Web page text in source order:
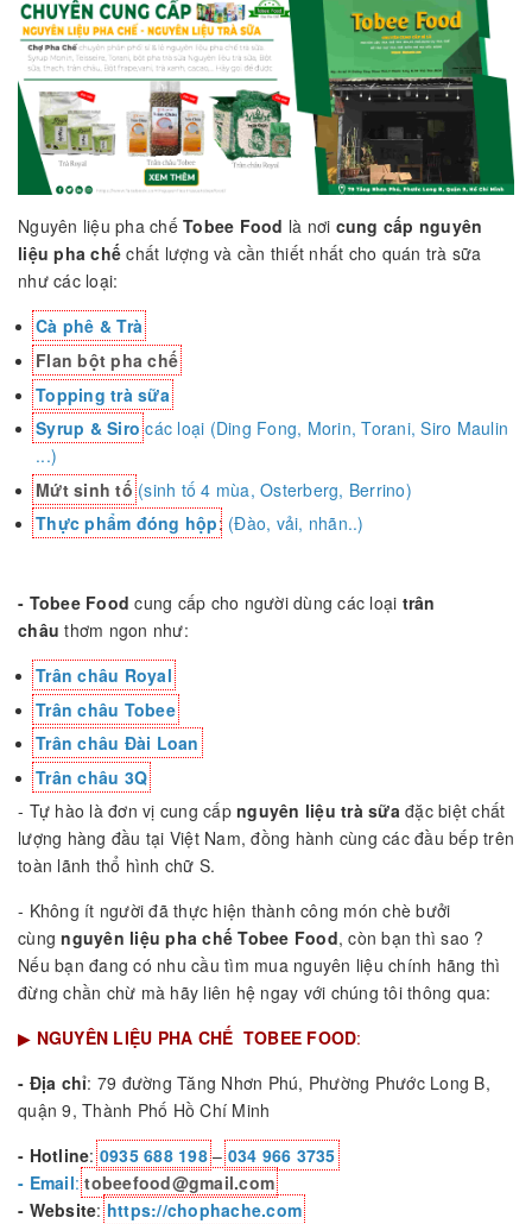
Nguyên liệu pha chế Tobee Food là nơi cung cấp nguyên
liệu pha chế chất lượng và cần thiết nhất cho quán trà sữa
như các loại:
Cà phê & Trà
Flan bột pha chế
Topping trà sữa
Syrup & Sirocác loại (Ding Fong, Morin, Torani, Siro Maulin
...)
Mứt sinh tố(sinh tố 4 mùa, Osterberg, Berrino)
Thực phẩm đóng hộp: (Đào, vải, nhãn..)
- Tobee Food cung cấp cho người dùng các loại trân
châu thơm ngon như:
Trân châu Royal
Trân châu Tobee
Trân châu Đài Loan
Trân châu 3Q
- Tự hào là đơn vị cung cấp nguyên liệu trà sữađặc biệt chất
lượng hàng đầu tại Việt Nam, đồng hành cùng các đầu bếp trên
toàn lãnh thổ hình chữ S.
- Không ít người đã thực hiện thành công món chè bưởi
cùngnguyên liệu pha chế Tobee Food, còn bạn thì sao ?
Nếu bạn đang có nhu cầu tìm mua nguyên liệu chính hãng thì
đừng chần chừ mà hãy liên hệ ngay với chúng tôi thông qua:
▶ NGUYÊN LIỆU PHA CHẾ TOBEE FOOD:
- Địa chỉ: 79 đường Tăng Nhơn Phú, Phường Phước Long B,
quận 9, Thành Phố Hồ Chí Minh
- Hotline:0935 688 198–034 966 3735
- Email:tobeefood@gmail.com
- Website:https://chophache.com